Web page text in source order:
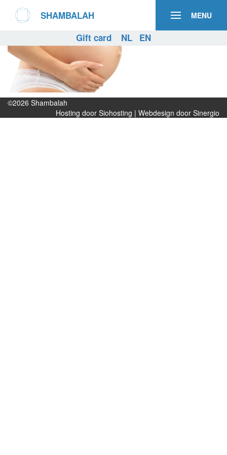
SHAMBALAH MENU
Gift card NL EN
©2026 Shambalah
Hosting door Siohosting | Webdesign door Sinergio